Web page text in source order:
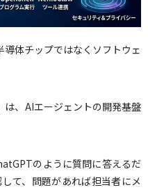
体チップではなくソフトウェ
、AIエージェントの開発基盤
のように質問に答えるだ
て、問題があれば担当者にメ